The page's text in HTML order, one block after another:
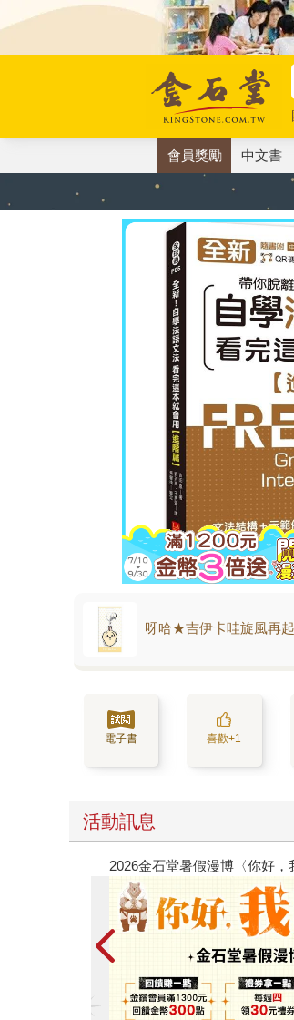
會員獎勵 中文書
呀哈★吉伊卡哇旋風再
電子書 喜歡+1
活動訊息
春光ｘ奇幻基地｜全書系展